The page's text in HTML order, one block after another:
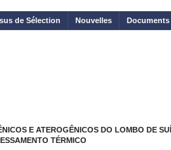
de Sélection Nouvelles Documents
E ATEROGÊNICOS DO LOMBO DE
TÉRMICO